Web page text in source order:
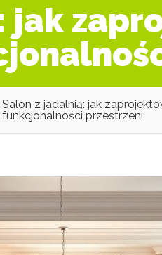
jak
Salon z jadalnią: jak
funkcjonalności przestrzeni